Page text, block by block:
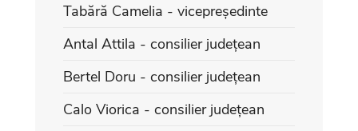
Tabără Camelia - vicepreședinte
Antal Attila - consilier județean
Bertel Doru - consilier județean
Calo Viorica - consilier județean